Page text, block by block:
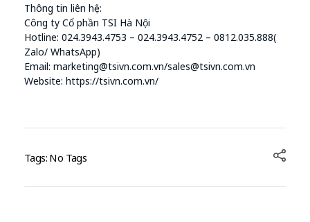
Thông tin liên hệ:
Công ty Cổ phần TSI Hà Nội
Hotline: 024.3943.4753 – 024.3943.4752 – 0812.035.888(
Zalo/ WhatsApp)
Email: marketing@tsivn.com.vn/sales@tsivn.com.vn
Website: https://tsivn.com.vn/
Tags: No Tags